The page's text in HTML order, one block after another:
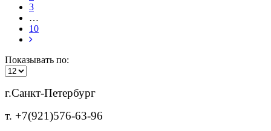
3
…
10
Показывать по:
г.Санкт-Петербург
т. +7(921)576-63-96